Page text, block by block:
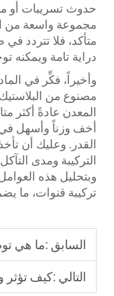
حدوث تسريبات أو
مجموعة واسعة من
متأكد، فلا تتردد
دراية تامة ويمكنه
وأخيراً، فكِّر في
مصنوع من
المعدن عادةً أكثر
أخف وزناً وأسهل في
القدر. وعليك أن
التركيبة ومدى
وبتحليل هذه
تركيبة قنوات، ما
السابق :ما هي توصيلات
التالي :كيف تؤثر وصلات